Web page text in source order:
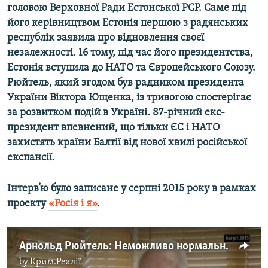
головою Верховної Ради Естонської РСР. Саме під
його керівництвом Естонія першою з радянських
республік заявила про відновлення своєї
незалежності. 16 тому, під час його президентства,
Естонія вступила до НАТО та Європейського Союзу.
Рюйтель, який згодом був радником президента
України Віктора Ющенка, із тривогою спостерігає
за розвитком подій в Україні. 87-річний екс-
президент впевнений, що тільки ЄС і НАТО
захистять країни Балтії від нової хвилі російської
експансії.
Інтерв’ю було записане у серпні 2015 року в рамках
проекту «Росія і я».
Арнольд Рюйтель: Неможливо нормально спілкуватися з країною, яка витирає ноги об міжнародні договори
byКрим.Реалії